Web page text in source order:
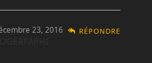
RÉPONDRE
23, 2016